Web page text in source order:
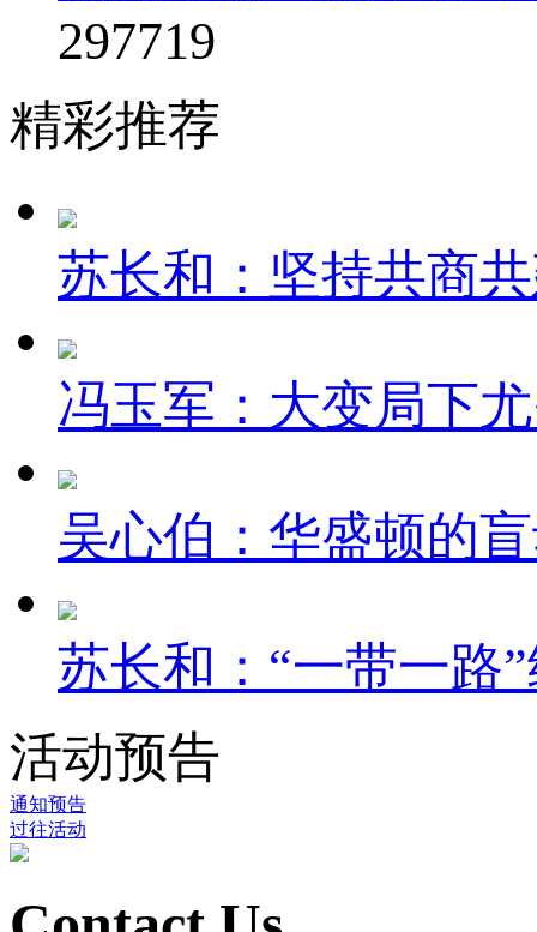
297719
精彩推荐
苏长和：坚持共商
冯玉军：大变局下
吴心伯：华盛顿的
苏长和：“一带一路
活动预告
通知预告
过往活动